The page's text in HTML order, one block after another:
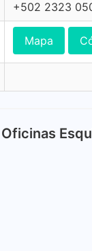
+502 2323
Mapa